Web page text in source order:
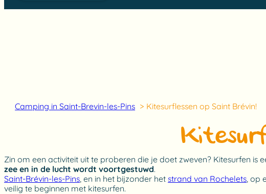
Camping in Saint-Brevin-les-Pins Kitesurflessen op Saint Brévin!
Zin om een activiteit uit te proberen die je doet zweven? Kitesurfen
zee en in de lucht wordt voortgestuwd.
Saint-Brévin-les-Pins , en in het bijzonder het strand van Rochelets , op
veilig te beginnen met kitesurfen.